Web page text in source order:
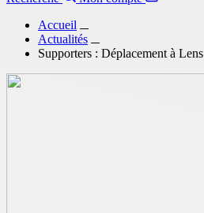
Accueil
Actualités
Supporters : Déplacement à Lens